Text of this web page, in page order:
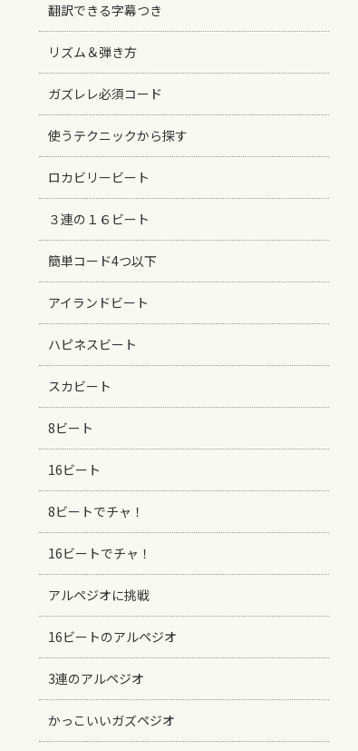
翻訳できる字幕つき
リズム＆弾き方
ガズレレ必須コード
使うテクニックから探す
ロカビリービート
３連の１６ビート
簡単コード4つ以下
アイランドビート
ハピネスビート
スカビート
8ビート
16ビート
8ビートでチャ！
16ビートでチャ！
アルペジオに挑戦
16ビートのアルペジオ
3連のアルペジオ
かっこいいガズペジオ